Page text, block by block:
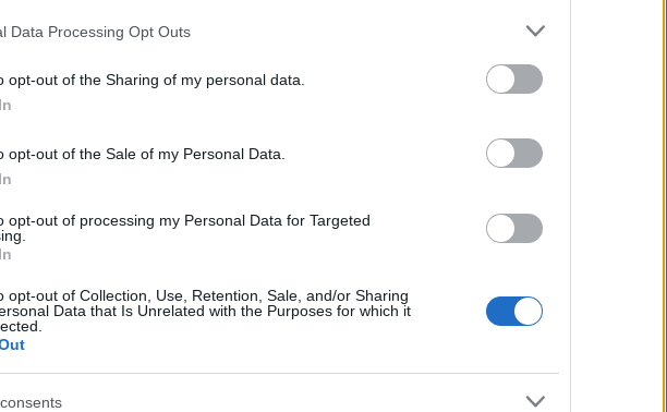
Data Processing Opt Outs
opt-out of the Sharing of my personal data.
opt-out of the Sale of my Personal Data.
opt-out of processing my Personal Data for Targeted
opt-out of Collection, Use, Retention, Sale, and/or Sharing
Data that Is Unrelated with the Purposes for which it
s egy illem- és tánctanár életútját kíséri végig a
a szlovákiai Párkányon át
kiadványaival a Koinónia Kiadó, valamint a
folyóirat és a szlovákiai Somorján működő
Maláta antológia címmel a sör irodalmáról is
alatt számos nyelven hallhatnak meséket az
szombaton ukrán, angol és horvát, vasárnap
történetek szerepelnek a programban.
Egyesülete pedig nemcsak sehol máshol nem
szóló könyvekkel, hanem a Filmesházban
a közönséget.